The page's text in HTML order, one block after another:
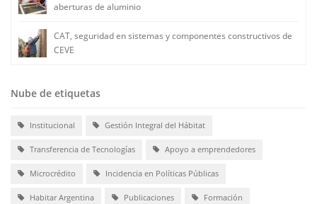
aberturas de aluminio
CAT, seguridad en sistemas y componentes constructivos de
CEVE
Nube de etiquetas
Institucional Gestión Integral del Hábitat
Transferencia de Tecnologías Apoyo a emprendedores
Microcrédito Incidencia en Políticas Públicas
Habitar Argentina Publicaciones Formación